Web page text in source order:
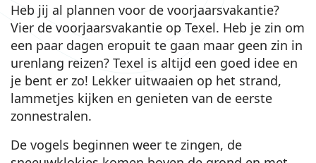
Heb jij al plannen voor de voorjaarsvakantie?
Vier de voorjaarsvakantie op Texel. Heb je zin om
een paar dagen eropuit te gaan maar geen zin in
urenlang reizen? Texel is altijd een goed idee en
je bent er zo! Lekker uitwaaien op het strand,
lammetjes kijken en genieten van de eerste
zonnestralen.
De vogels beginnen weer te zingen, de